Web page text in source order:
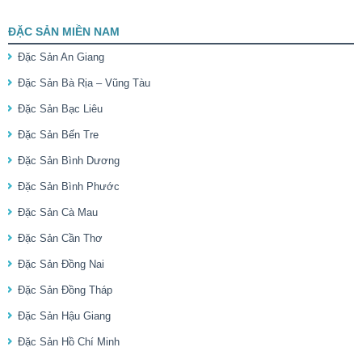
ĐẶC SẢN MIỀN NAM
Đặc Sản An Giang
Đặc Sản Bà Rịa – Vũng Tàu
Đặc Sản Bạc Liêu
Đặc Sản Bến Tre
Đặc Sản Bình Dương
Đặc Sản Bình Phước
Đặc Sản Cà Mau
Đặc Sản Cần Thơ
Đặc Sản Đồng Nai
Đặc Sản Đồng Tháp
Đặc Sản Hậu Giang
Đặc Sản Hồ Chí Minh